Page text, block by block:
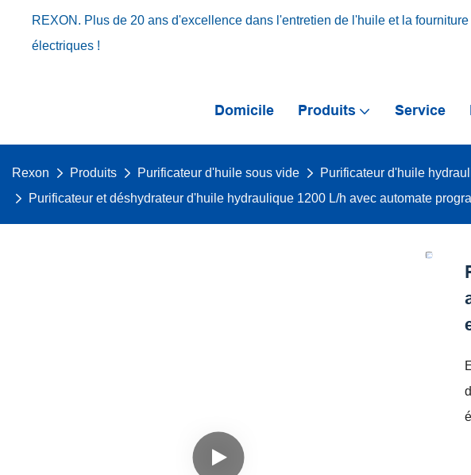
REXON. Plus de 20 ans d'excellence dans l'entretien de l'huile et la
électriques !
Domicile Produits Service
Rexon Produits Purificateur d'huile sous vide
Purificateur d'huile
Purificateur et déshydrateur d'huile hydraulique 1200 L/h avec automate